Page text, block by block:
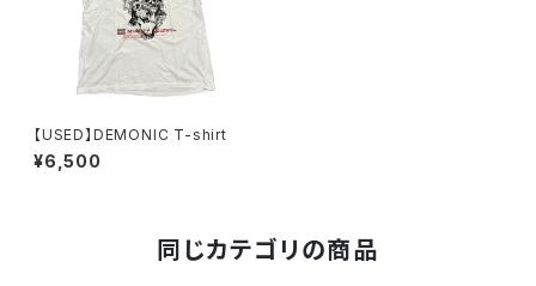
【USED】DEMONIC T-shirt
¥6,500
同じカテゴリの商品